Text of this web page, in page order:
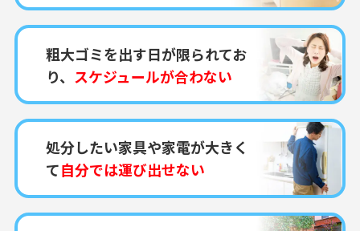
粗大ゴミを出す日が限られてお
り、 スケジュールが合わない
処分したい家具や家電が大きく
て自分では運び出せない